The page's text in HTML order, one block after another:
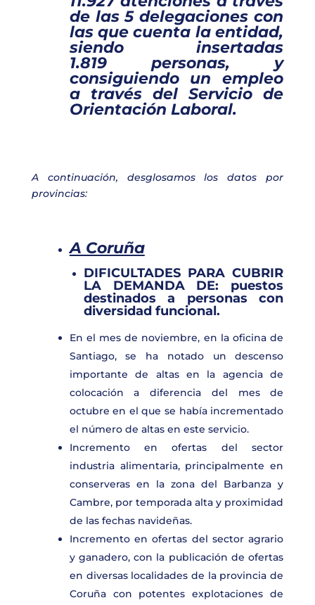
de las 5 delegaciones con
las que cuenta la entidad,
siendoinsertadas
1.819personas, y
consiguiendo un empleo
a través del Servicio de
Orientación Laboral.
A continuación, desglosamos los datos por
provincias:
A Coruña
DIFICULTADES PARA CUBRIR
LA DEMANDA DE: puestos
destinados a personas con
diversidad funcional.
En el mes de noviembre, en la oficina de
Santiago, se ha notado un descenso
importante de altas en la agencia de
colocación a diferencia del mes de
octubre en el que se había incrementado
el número de altas en este servicio.
Incremento en ofertas del sector
industria alimentaria, principalmente en
conserveras en la zona del Barbanza y
Cambre, por temporada alta y proximidad
de las fechas navideñas.
Incremento en ofertas del sector agrario
y ganadero, con la publicación de ofertas
en diversas localidades de la provincia de
Coruña con potentes explotaciones de